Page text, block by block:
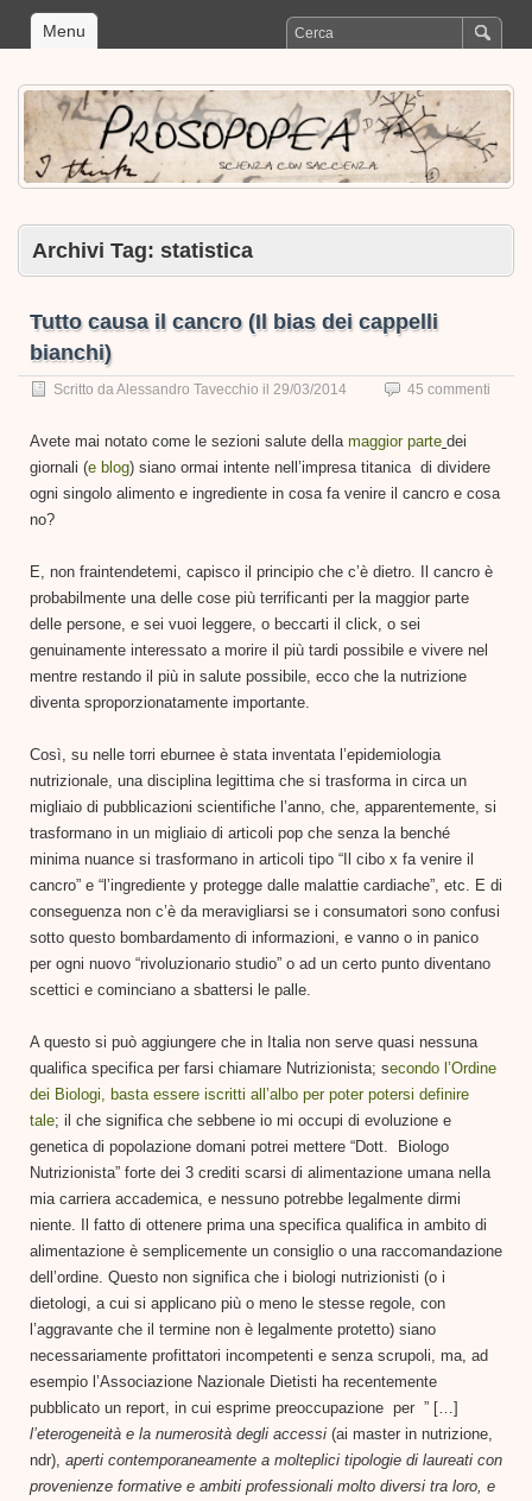
Menu
Archivi Tag: statistica
Tutto causa il cancro (Il bias dei cappelli
bianchi)
Scritto da Alessandro Tavecchio il 29/03/2014 45 commenti
Avete mai notato come le sezioni salute della maggior parte dei
giornali (e blog) siano ormai intente nell’impresa titanica di dividere
ogni singolo alimento e ingrediente in cosa fa venire il cancro e cosa
no?
E, non fraintendetemi, capisco il principio che c’è dietro. Il cancro è
probabilmente una delle cose più terrificanti per la maggior parte
delle persone, e sei vuoi leggere, o beccarti il click, o sei
genuinamente interessato a morire il più tardi possibile e vivere nel
mentre restando il più in salute possibile, ecco che la nutrizione
diventa sproporzionatamente importante.
Così, su nelle torri eburnee è stata inventata l’epidemiologia
nutrizionale, una disciplina legittima che si trasforma in circa un
migliaio di pubblicazioni scientifiche l’anno, che, apparentemente, si
trasformano in un migliaio di articoli pop che senza la benché
minima nuance si trasformano in articoli tipo “Il cibo x fa venire il
cancro” e “l’ingrediente y protegge dalle malattie cardiache”, etc. E di
conseguenza non c’è da meravigliarsi se i consumatori sono confusi
sotto questo bombardamento di informazioni, e vanno o in panico
per ogni nuovo “rivoluzionario studio” o ad un certo punto diventano
scettici e cominciano a sbattersi le palle.
A questo si può aggiungere che in Italia non serve quasi nessuna
qualifica specifica per farsi chiamare Nutrizionista; secondo l’Ordine
dei Biologi, basta essere iscritti all’albo per poter potersi definire
tale; il che significa che sebbene io mi occupi di evoluzione e
genetica di popolazione domani potrei mettere “Dott. Biologo
Nutrizionista” forte dei 3 crediti scarsi di alimentazione umana nella
mia carriera accademica, e nessuno potrebbe legalmente dirmi
niente. Il fatto di ottenere prima una specifica qualifica in ambito di
alimentazione è semplicemente un consiglio o una raccomandazione
dell’ordine. Questo non significa che i biologi nutrizionisti (o i
dietologi, a cui si applicano più o meno le stesse regole, con
l’aggravante che il termine non è legalmente protetto) siano
necessariamente profittatori incompetenti e senza scrupoli, ma, ad
esempio l’Associazione Nazionale Dietisti ha recentemente
pubblicato un report, in cui esprime preoccupazione per ” […]
l’eterogeneità e la numerosità degli accessi (ai master in nutrizione,
ndr), aperti contemporaneamente a molteplici tipologie di laureati con
provenienze formative e ambiti professionali molto diversi tra loro, e